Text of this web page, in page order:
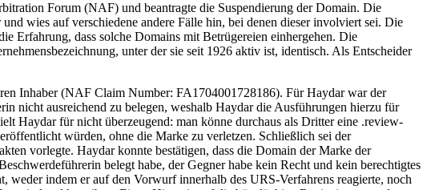
Forum (NAF) und beantragte die Suspendierung der Domain. Die
wies auf verschiedene andere Fälle hin, bei denen dieser involviert sei. Die
Erfahrung, dass solche Domains mit Betrügereien einhergehen. Die
unter der sie seit 1926 aktiv ist, identisch. Als Entscheider
Inhaber (NAF Claim Number: FA1704001728186). Für Haydar war der
nicht ausreichend zu belegen, weshalb Haydar die Ausführungen hierzu für
Haydar für nicht überzeugend: man könne durchaus als Dritter eine .review-
würden, ohne die Marke zu verletzen. Schließlich sei der
vorlegte. Haydar konnte bestätigen, dass die Domain der Marke der
belegt habe, der Gegner habe kein Recht und kein berechtigtes
weder indem er auf den Vorwurf innerhalb des URS-Verfahrens reagierte, noch